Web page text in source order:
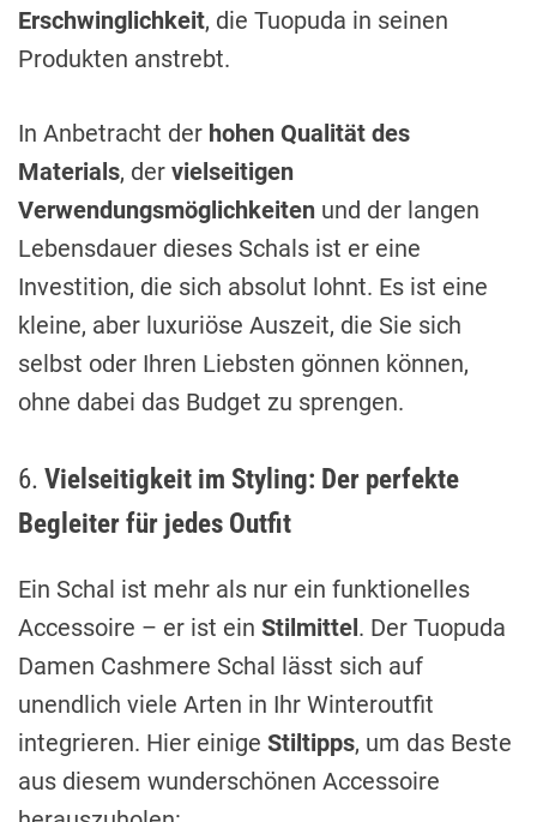
Erschwinglichkeit, die Tuopuda in seinen
Produkten anstrebt.
In Anbetracht der hohen Qualität des
Materials, der vielseitigen
Verwendungsmöglichkeiten und der langen
Lebensdauer dieses Schals ist er eine
Investition, die sich absolut lohnt. Es ist eine
kleine, aber luxuriöse Auszeit, die Sie sich
selbst oder Ihren Liebsten gönnen können,
ohne dabei das Budget zu sprengen.
6. Vielseitigkeit im Styling: Der perfekte
Begleiter für jedes Outfit
Ein Schal ist mehr als nur ein funktionelles
Accessoire – er ist ein Stilmittel. Der Tuopuda
Damen Cashmere Schal lässt sich auf
unendlich viele Arten in Ihr Winteroutfit
integrieren. Hier einige Stiltipps, um das Beste
aus diesem wunderschönen Accessoire